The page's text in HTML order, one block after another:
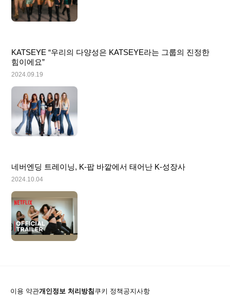
KATSEYE “우리의 다양성은 KATSEYE라는 그룹의 진정한
힘이에요”
2024.09.19
네버엔딩 트레이닝, K-팝 바깥에서 태어난 K-성장사
2024.10.04
이용 약관개인정보 처리방침쿠키 정책 공지사항